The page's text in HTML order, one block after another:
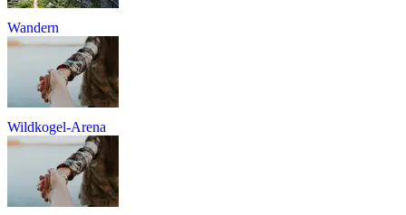
Wandern
Wildkogel-Arena